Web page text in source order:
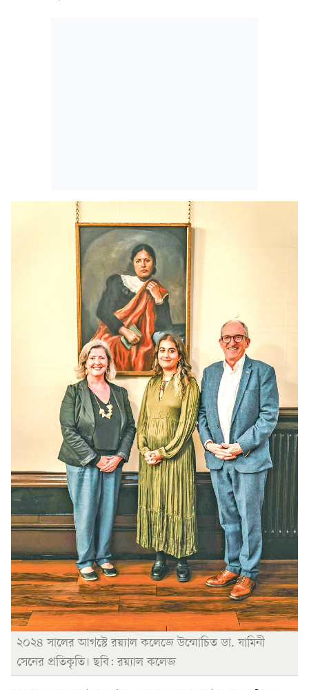
২০২৪ সালের আগস্টে রয়্যাল কলেজে উন্মোচিত ডা. যামিনী
সেনের প্রতিকৃতি। ছবি: রয়্যাল কলেজ